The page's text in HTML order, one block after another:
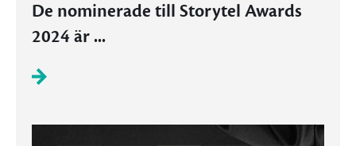
De nominerade till Storytel Awards
2024 är ...